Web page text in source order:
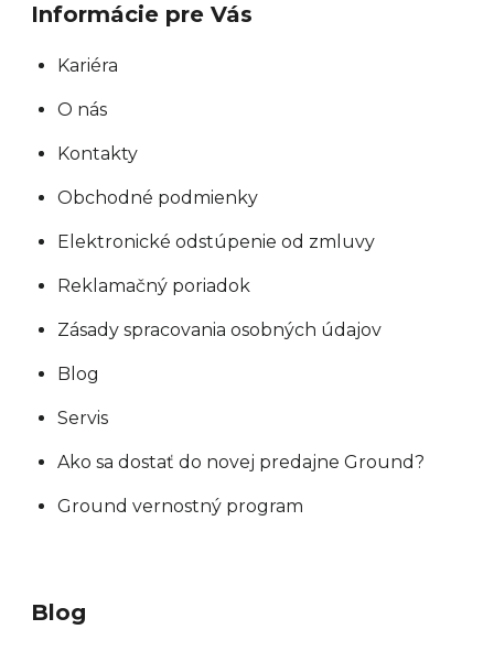
Informácie pre Vás
Kariéra
O nás
Kontakty
Obchodné podmienky
Elektronické odstúpenie od zmluvy
Reklamačný poriadok
Zásady spracovania osobných údajov
Blog
Servis
Ako sa dostať do novej predajne Ground?
Ground vernostný program
Blog